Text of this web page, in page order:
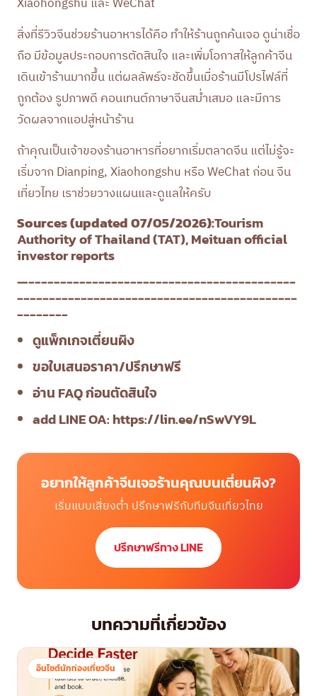
Xiaohongshu และ WeChat
สิ่งที่รีวิวจีนช่วยร้านอาหารได้คือ ทำให้ร้านถูกค้นเจอ ดูน่าเชื่อ
ถือ มีข้อมูลประกอบการตัดสินใจ และเพิ่มโอกาสให้ลูกค้าจีน
เดินเข้าร้านมากขึ้น แต่ผลลัพธ์จะชัดขึ้นเมื่อร้านมีโปรไฟล์ที่
ถูกต้อง รูปภาพดี คอนเทนต์ภาษาจีนสม่ำเสมอ และมีการ
วัดผลจากแอปสู่หน้าร้าน
ถ้าคุณเป็นเจ้าของร้านอาหารที่อยากเริ่มตลาดจีน แต่ไม่รู้จะ
เริ่มจาก Dianping, Xiaohongshu หรือ WeChat ก่อน จีน
เที่ยวไทย เราช่วยวางแผนและดูแลให้ครับ
Sources (updated 07/05/2026):Tourism
Authority of Thailand (TAT), Meituan official
investor reports
—------------------------------------------
--------------------------------------------
--------
ดูแพ็กเกจเตี่ยนผิง
ขอใบเสนอราคา/ปรึกษาฟรี
อ่าน FAQ ก่อนตัดสินใจ
add LINE OA: https://lin.ee/nSwVY9L
อยากให้ลูกค้าจีนเจอร้านคุณบนเตี่ยนผิง?
เริ่มแบบเสี่ยงต่ำ ปรึกษาฟรีกับทีมจีนเที่ยวไทย
ปรึกษาฟรีทาง LINE
บทความที่เกี่ยวข้อง
อินไซต์นักท่องเที่ยวจีน